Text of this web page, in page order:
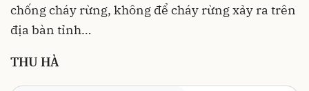
chống cháy rừng, không để cháy rừng xảy ra trên
địa bàn tỉnh…
THU HÀ